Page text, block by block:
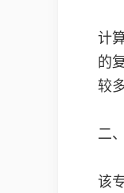
计
的
较
二
该